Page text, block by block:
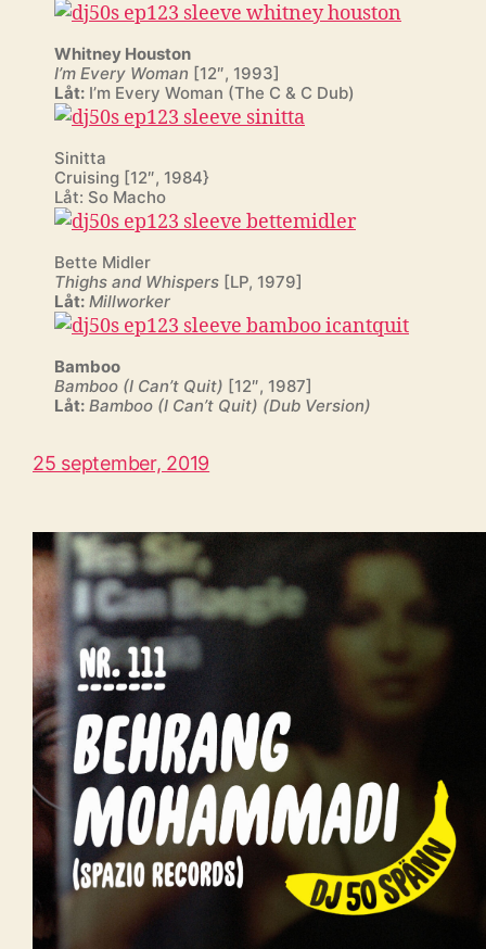
Whitney Houston
I’m Every Woman [12″, 1993]
Låt: I’m Every Woman (The C & C Dub)
Sinitta
Cruising [12″, 1984}
Låt: So Macho
Bette Midler
Thighs and Whispers [LP, 1979]
Låt: Millworker
Bamboo
Bamboo (I Can’t Quit) [12″, 1987]
Låt: Bamboo (I Can’t Quit) (Dub Version)
25 september, 2019